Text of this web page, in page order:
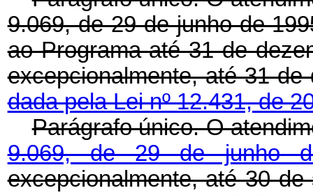
9.069, de 29 de junho de
ao Programa até 31 de
excepcionalmente, até
dada pela Lei nº 12.431, de
Parágrafo único. O
9.069, de 29 de junho
excepcionalmente, até